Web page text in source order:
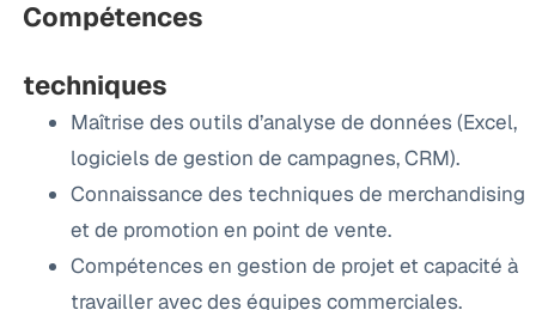
Compétences
techniques
Maîtrise des outils d’analyse de données (Excel,
logiciels de gestion de campagnes, CRM).
Connaissance des techniques de merchandising
et de promotion en point de vente.
Compétences en gestion de projet et capacité à
travailler avec des équipes commerciales.